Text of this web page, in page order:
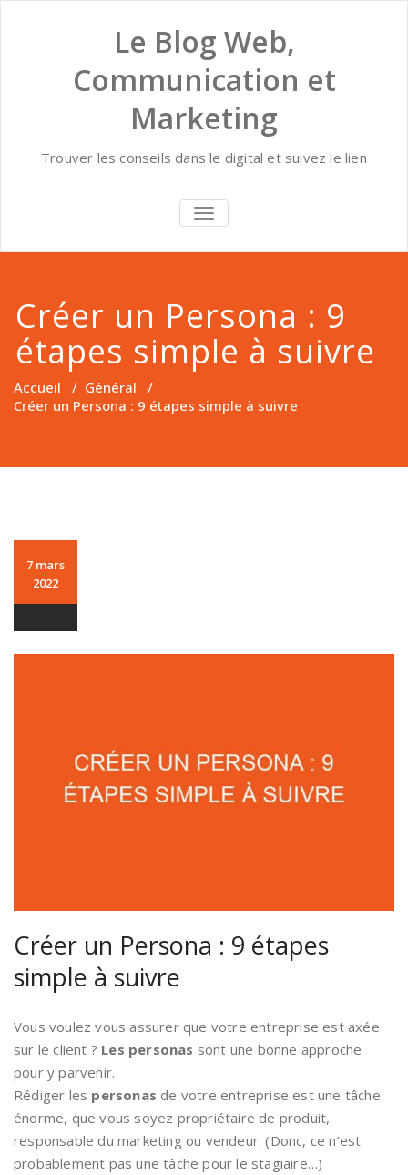
Le Blog Web,
Communication et
Marketing
Trouver les conseils dans le digital et suivez le lien
AFFICHER/MASQUER
LA
Créer un Persona : 9
étapes simple à suivre
Accueil / Général /
Créer un Persona : 9 étapes simple à suivre
7 mars
2022
Créer un Persona : 9 étapes
simple à suivre
Vous voulez vous assurer que votre entreprise est axée
sur le client ? Les personas sont une bonne approche
pour y parvenir.
Rédiger les personas de votre entreprise est une tâche
énorme, que vous soyez propriétaire de produit,
responsable du marketing ou vendeur. (Donc, ce n’est
probablement pas une tâche pour le stagiaire…)